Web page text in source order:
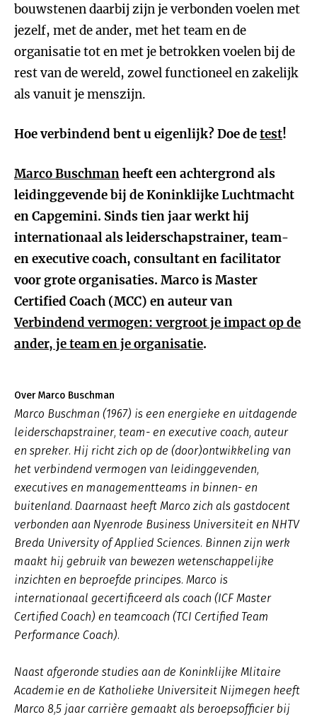
bouwstenen daarbij zijn je verbonden voelen met
jezelf, met de ander, met het team en de
organisatie tot en met je betrokken voelen bij de
rest van de wereld, zowel functioneel en zakelijk
als vanuit je menszijn.
Hoe verbindend bent u eigenlijk? Doe detest!
Marco Buschmanheeft een achtergrond als
leidinggevende bij de Koninklijke Luchtmacht
en Capgemini. Sinds tien jaar werkt hij
internationaal als leiderschapstrainer, team-
en executive coach, consultant en facilitator
voor grote organisaties. Marco is Master
Certified Coach (MCC) en auteur van
Verbindend vermogen: vergroot je impact op de
ander, je team en je organisatie.
Over Marco Buschman
Marco Buschman (1967) is een energieke en uitdagende
leiderschapstrainer, team- en executive coach, auteur
en spreker. Hij richt zich op de (door)ontwikkeling van
het verbindend vermogen van leidinggevenden,
executives en managementteams in binnen- en
buitenland. Daarnaast heeft Marco zich als gastdocent
verbonden aan Nyenrode Business Universiteit en NHTV
Breda University of Applied Sciences. Binnen zijn werk
maakt hij gebruik van bewezen wetenschappelijke
inzichten en beproefde principes. Marco is
internationaal gecertificeerd als coach (ICF Master
Certified Coach) en teamcoach (TCI Certified Team
Performance Coach).
Naast afgeronde studies aan de Koninklijke Mlitaire
Academie en de Katholieke Universiteit Nijmegen heeft
Marco 8,5 jaar carrière gemaakt als beroepsofficier bij